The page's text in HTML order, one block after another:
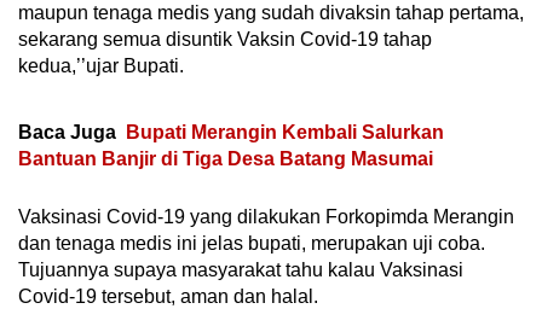
maupun tenaga medis yang sudah divaksin tahap pertama,
sekarang semua disuntik Vaksin Covid-19 tahap
kedua,’’ujar Bupati.
Baca Juga
Bupati Merangin Kembali Salurkan
Bantuan Banjir di Tiga Desa Batang Masumai
Vaksinasi Covid-19 yang dilakukan Forkopimda Merangin
dan tenaga medis ini jelas bupati, merupakan uji coba.
Tujuannya supaya masyarakat tahu kalau Vaksinasi
Covid-19 tersebut, aman dan halal.